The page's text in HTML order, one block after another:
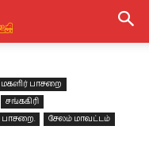
மகளிர் பாசறை
சங்ககிரி
சேலம் மாவட்டம்